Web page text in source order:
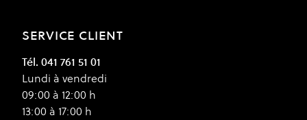
SERVICE CLIENT
Tél. 041 761 51 01
Lundi à vendredi
09:00 à 12:00 h
13:00 à 17:00 h